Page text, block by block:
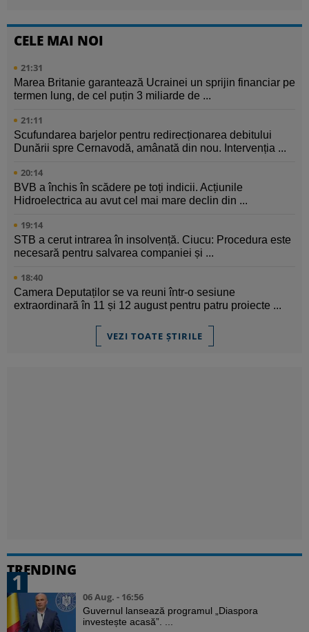
CELE MAI NOI
21:31
Marea Britanie garantează Ucrainei un sprijin financiar pe
termen lung, de cel puțin 3 miliarde de ...
21:11
Scufundarea barjelor pentru redirecționarea debitului
Dunării spre Cernavodă, amânată din nou. Intervenția ...
20:14
BVB a închis în scădere pe toți indicii. Acțiunile
Hidroelectrica au avut cel mai mare declin din ...
19:14
STB a cerut intrarea în insolvență. Ciucu: Procedura este
necesară pentru salvarea companiei și ...
18:40
Camera Deputaților se va reuni într-o sesiune
extraordinară în 11 și 12 august pentru patru proiecte ...
VEZI TOATE ȘTIRILE
TRENDING
1
06 Aug. - 16:56
Guvernul lansează programul „Diaspora
investește acasă”. ...